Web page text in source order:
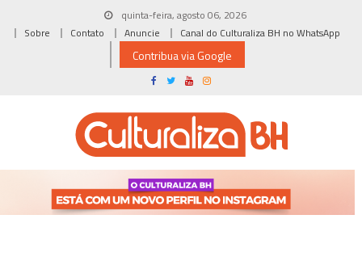
quinta-feira, agosto 06, 2026
Sobre
Contato Anuncie Canal do Culturaliza BH no WhatsApp
Contribua via Google